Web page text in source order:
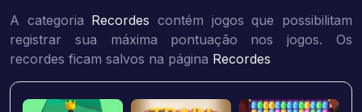
A categoria Recordes contém jogos que possibilitam
registrar sua máxima pontuação nos jogos. Os
recordes ficam salvos na página Recordes